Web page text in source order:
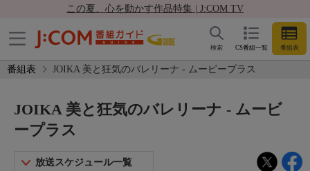
この夏、心を動かす作品特集 | J:COM TV
CS番組一覧 番組表
検索
番組表 JOIKA 美と狂気のバレリーナ - ムービープラス
JOIKA 美と狂気のバレリーナ - ムービ
ープラス
放送スケジュール一覧